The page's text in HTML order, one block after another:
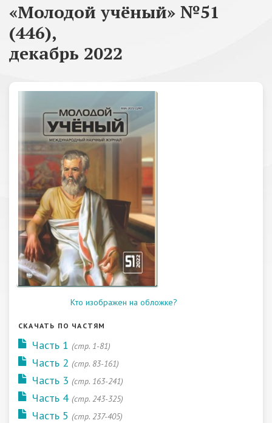
«Молодой учёный» №51
(446),
декабрь 2022
Кто изображен на обложке?
СКАЧАТЬ ПО ЧАСТЯМ
Часть 1 (стр. 1-81)
Часть 2 (стр. 83-161)
Часть 3 (стр. 163-241)
Часть 4 (стр. 243-325)
Часть 5 (стр. 237-405)